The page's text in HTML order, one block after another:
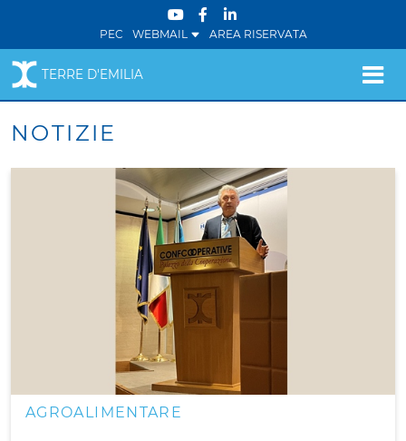
PEC WEBMAIL AREA RISERVATA
TERRE D'EMILIA
NOTIZIE
AGROALIMENTARE